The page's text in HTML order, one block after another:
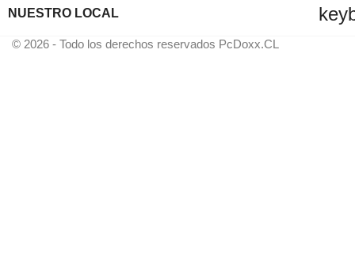
NUESTRO LOCAL
© 2026 - Todo los derechos reservados PcDoxx.CL